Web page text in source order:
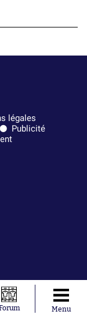
légales
Publicité
Menu